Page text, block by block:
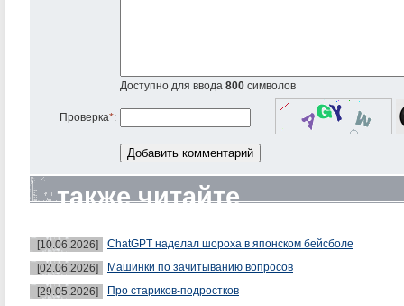
Доступно для ввода 800 символов
Проверка*:
также читайте
[10.06.2026]
ChatGPT наделал шороха в японском бейсболе
[02.06.2026]
Машинки по зачитыванию вопросов
[29.05.2026]
Про стариков-подростков